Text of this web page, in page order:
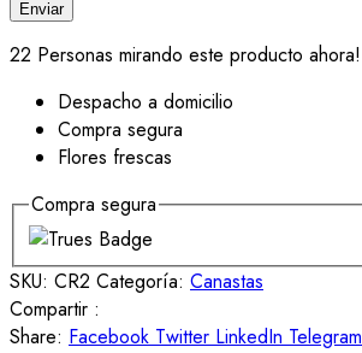
22 Personas mirando este producto ahora!
Despacho a domicilio
Compra segura
Flores frescas
Compra segura
SKU: CR2 Categoría: Canastas
Compartir :
Share: Facebook Twitter LinkedIn Telegram